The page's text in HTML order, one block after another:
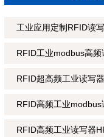
工业应用定制RFID读
RFID工业modbus高
RFID超高频工业读写
RFID高频工业
RFID高频工业读写器